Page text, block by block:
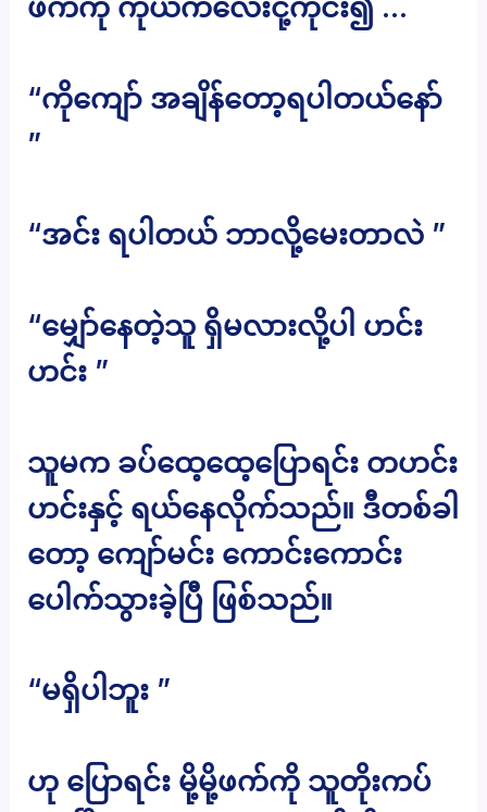
ဖက်ကို ကိုယ်ကလေးငုံ့ကိုင်း၍ …
“ကိုကျော် အချိန်တော့ရပါတယ်နော်
”
“အင်း ရပါတယ် ဘာလို့မေးတာလဲ ”
“မျှော်နေတဲ့သူ ရှိမလားလို့ပါ ဟင်း
ဟင်း ”
သူမက ခပ်ထေ့ထေ့ပြောရင်း တဟင်း
ဟင်းနှင့် ရယ်နေလိုက်သည်။ ဒီတစ်ခါ
တော့ ကျော်မင်း ကောင်းကောင်း
ပေါက်သွားခဲ့ပြီ ဖြစ်သည်။
“မရှိပါဘူး ”
ဟု ပြောရင်း မို့မို့ဖက်ကို သူတိုးကပ်